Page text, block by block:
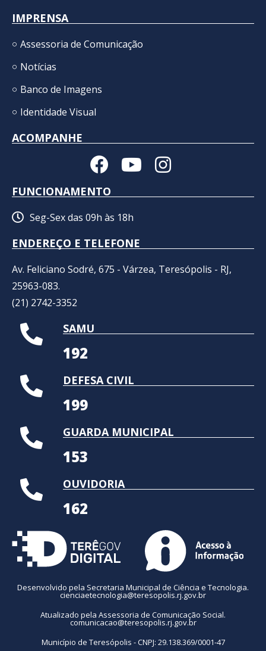
IMPRENSA
Assessoria de Comunicação
Notícias
Banco de Imagens
Identidade Visual
ACOMPANHE
FUNCIONAMENTO
Seg-Sex das 09h às 18h
ENDEREÇO E TELEFONE
Av. Feliciano Sodré, 675 - Várzea, Teresópolis - RJ,
25963-083.
(21) 2742-3352​
SAMU
192
DEFESA CIVIL
199
GUARDA MUNICIPAL
153
OUVIDORIA
162
Desenvolvido pela Secretaria Municipal de Ciência e Tecnologia.
cienciaetecnologia@teresopolis.rj.gov.br
Atualizado pela Assessoria de Comunicação Social.
comunicacao@teresopolis.rj.gov.br
Município de Teresópolis - CNPJ: 29.138.369/0001-47